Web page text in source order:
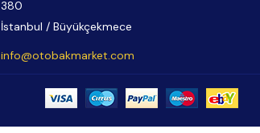
380
İstanbul / Büyükçekmece
info@otobakmarket.com